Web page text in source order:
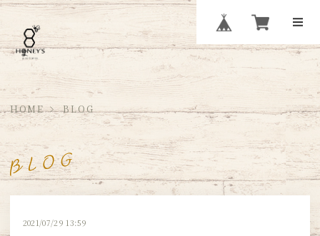
HOME BLOG
2021/07/29 13:59